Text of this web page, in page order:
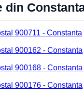
din
900711 - Constanta
900162 - Constanta
900168 - Constanta
900176 - Constanta